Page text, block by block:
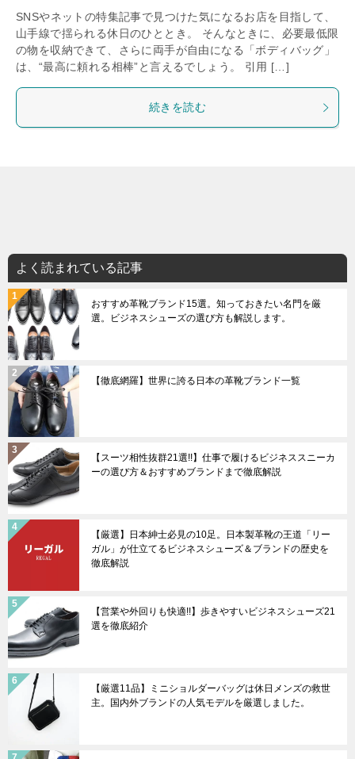
SNSやネットの特集記事で見つけた気になるお店を目指して、
山手線で揺られる休日のひととき。 そんなときに、必要最低限
の物を収納できて、さらに両手が自由になる「ボディバッグ」
は、“最高に頼れる相棒”と言えるでしょう。 引用 […]
続きを読む
よく読まれている記事
おすすめ革靴ブランド15選。知っておきたい名門を厳
選。ビジネスシューズの選び方も解説します。
【徹底網羅】世界に誇る日本の革靴ブランド一覧
【スーツ相性抜群21選!!】仕事で履けるビジネススニーカ
ーの選び方＆おすすめブランドまで徹底解説
【厳選】日本紳士必見の10足。日本製革靴の王道「リー
ガル」が仕立てるビジネスシューズ＆ブランドの歴史を
徹底解説
【営業や外回りも快適!!】歩きやすいビジネスシューズ21
選を徹底紹介
【厳選11品】ミニショルダーバッグは休日メンズの救世
主。国内外ブランドの人気モデルを厳選しました。